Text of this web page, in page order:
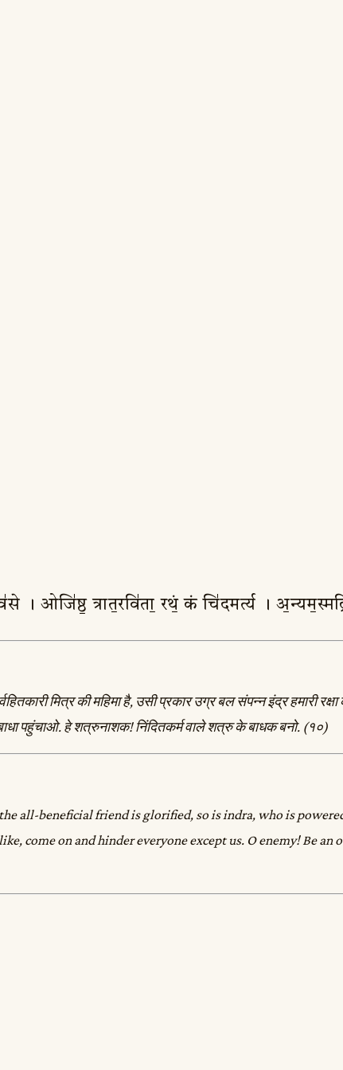
। ओजि॑ष्ठ॒ त्रात॒रवि॑ता॒ रथं॒ कं चि॑दमर्त्य ।
मित्र की महिमा है, उसी प्रकार उग्र बल संपन्न इंद्र हमारी
पहुंचाओ. हे शत्रुनाशक! निंदितकर्म वाले शत्रु के बाधक बनो. (१०)
all-beneficial friend is glorified, so is indra, who is
come on and hinder everyone except us. O enemy! Be an